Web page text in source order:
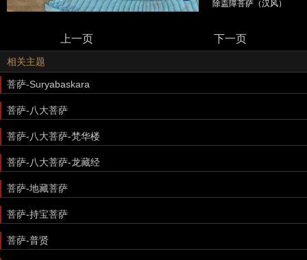
除盖障菩萨（汉风）
上一页 下一页
相关主题
菩萨-Suryabaskara
菩萨-八大菩萨
菩萨-八大菩萨-梵华楼
菩萨-八大菩萨-龙藏经
菩萨-地藏菩萨
菩萨-持宝菩萨
菩萨-普贤